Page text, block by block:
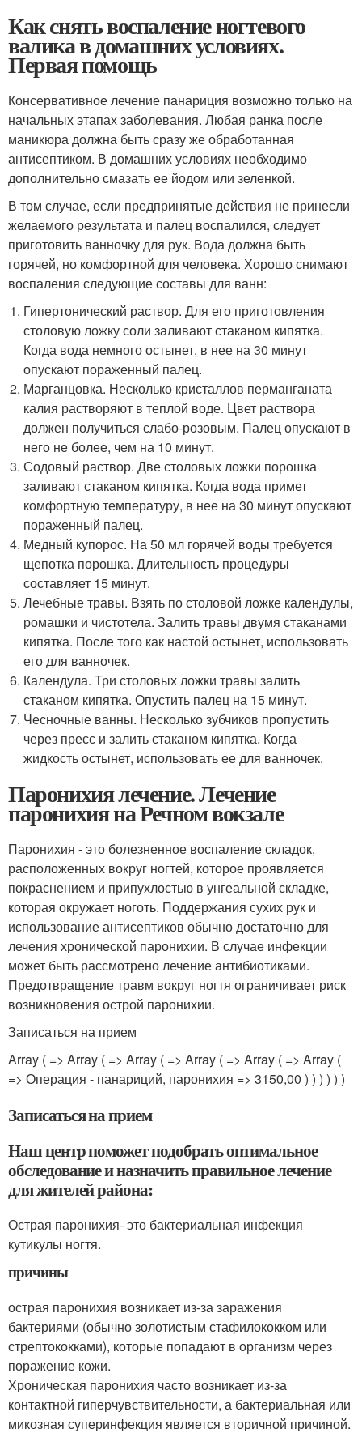
Как снять воспаление ногтевого
валика в домашних условиях.
Первая помощь
Консервативное лечение панариция возможно только на
начальных этапах заболевания. Любая ранка после
маникюра должна быть сразу же обработанная
антисептиком. В домашних условиях необходимо
дополнительно смазать ее йодом или зеленкой.
В том случае, если предпринятые действия не принесли
желаемого результата и палец воспалился, следует
приготовить ванночку для рук. Вода должна быть
горячей, но комфортной для человека. Хорошо снимают
воспаления следующие составы для ванн:
Гипертонический раствор. Для его приготовления
столовую ложку соли заливают стаканом кипятка.
Когда вода немного остынет, в нее на 30 минут
опускают пораженный палец.
Марганцовка. Несколько кристаллов перманганата
калия растворяют в теплой воде. Цвет раствора
должен получиться слабо-розовым. Палец опускают в
него не более, чем на 10 минут.
Содовый раствор. Две столовых ложки порошка
заливают стаканом кипятка. Когда вода примет
комфортную температуру, в нее на 30 минут опускают
пораженный палец.
Медный купорос. На 50 мл горячей воды требуется
щепотка порошка. Длительность процедуры
составляет 15 минут.
Лечебные травы. Взять по столовой ложке календулы,
ромашки и чистотела. Залить травы двумя стаканами
кипятка. После того как настой остынет, использовать
его для ванночек.
Календула. Три столовых ложки травы залить
стаканом кипятка. Опустить палец на 15 минут.
Чесночные ванны. Несколько зубчиков пропустить
через пресс и залить стаканом кипятка. Когда
жидкость остынет, использовать ее для ванночек.
Паронихия лечение. Лечение
паронихия на Речном вокзале
Паронихия - это болезненное воспаление складок,
расположенных вокруг ногтей, которое проявляется
покраснением и припухлостью в унгеальной складке,
которая окружает ноготь. Поддержания сухих рук и
использование антисептиков обычно достаточно для
лечения хронической паронихии. В случае инфекции
может быть рассмотрено лечение антибиотиками.
Предотвращение травм вокруг ногтя ограничивает риск
возникновения острой паронихии.
Записаться на прием
Array ( => Array ( => Array ( => Array ( => Array ( => Array (
=> Операция - панариций, паронихия => 3150,00 ) ) ) ) ) )
Записаться на прием
Наш центр поможет подобрать оптимальное
обследование и назначить правильное лечение
для жителей района:
Острая паронихия- это бактериальная инфекция
кутикулы ногтя.
причины
острая паронихия возникает из-за заражения
бактериями (обычно золотистым стафилококком или
стрептококками), которые попадают в организм через
поражение кожи.
Хроническая паронихия часто возникает из-за
контактной гиперчувствительности, а бактериальная или
микозная суперинфекция является вторичной причиной.